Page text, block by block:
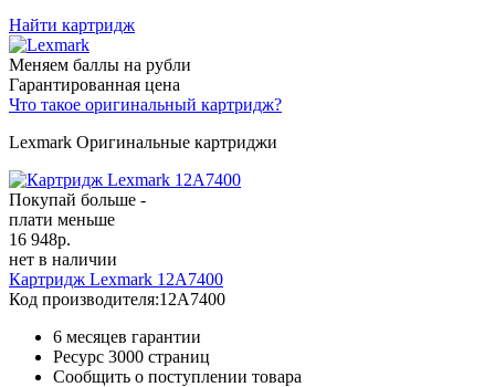
Найти картридж
Меняем баллы на рубли
Гарантированная цена
Что такое оригинальный картридж?
Lexmark Оригинальные картриджи
Покупай больше -
плати меньше
16 948р.
нет в наличии
Картридж Lexmark 12A7400
Код производителя:12A7400
6 месяцев гарантии
Ресурс 3000 страниц
Сообщить о поступлении товара